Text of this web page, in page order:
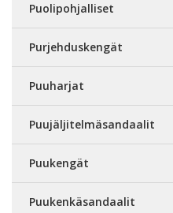
Puolipohjalliset
Purjehduskengät
Puuharjat
Puujäljitelmäsandaalit
Puukengät
Puukenkäsandaalit